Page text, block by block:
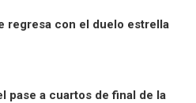
regresa con el duelo estrella
pase a cuartos de final de la